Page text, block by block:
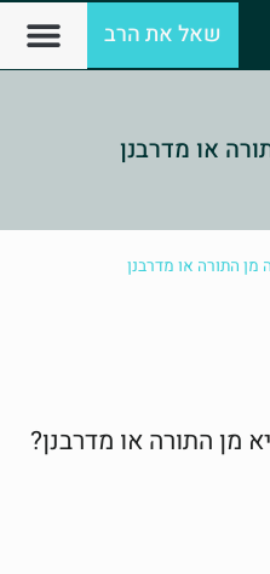
שאל את הרב
או מדרבנן
מן התורה או מדרבנן
התורה או מדרבנן?